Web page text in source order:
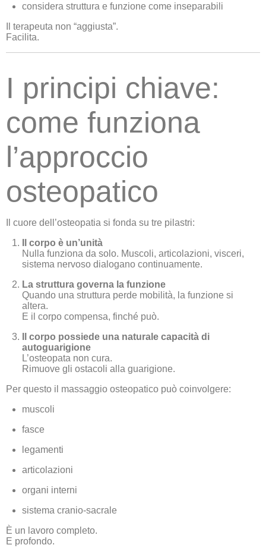
considera struttura e funzione come inseparabili
Il terapeuta non “aggiusta”.
Facilita.
I principi chiave:
come funziona
l’approccio
osteopatico
Il cuore dell’osteopatia si fonda su tre pilastri:
Il corpo è un’unità
Nulla funziona da solo. Muscoli, articolazioni, visceri,
sistema nervoso dialogano continuamente.
La struttura governa la funzione
Quando una struttura perde mobilità, la funzione si
altera.
E il corpo compensa, finché può.
Il corpo possiede una naturale capacità di
autoguarigione
L’osteopata non cura.
Rimuove gli ostacoli alla guarigione.
Per questo il massaggio osteopatico può coinvolgere:
muscoli
fasce
legamenti
articolazioni
organi interni
sistema cranio-sacrale
È un lavoro completo.
E profondo.